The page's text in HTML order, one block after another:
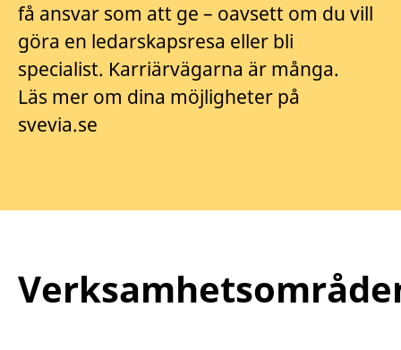
få ansvar som att ge – oavsett om du vill
göra en ledarskapsresa eller bli
specialist. Karriärvägarna är många.
Läs mer om dina möjligheter på
svevia.se